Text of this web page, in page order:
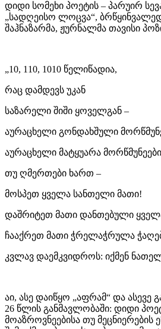
დიდი სომეხი პოეტის – პარუირ
„სადღეისო ლოცვა“,
შაჰნაზარმა, ჟურნალმა თავისი
„10, 110, 1010 წელიწადია,
რაც დამდევს უკან
საზარელი შიში ყოველგან –
აურაცხელი გონდახშული
აურაცხელი მატყუარა
თუ ღმერთები ხართ –
მოსპეთ ყველა სანთელი მათი!
დაშრიტეთ მათი დანთებული
ჩააქრეთ მათი ჭრელაჭრულა
კვლავ დაემკვიდროს: იქმენ
აი, ასე დაიწყო „აფრამ“ და
26 წლის განმავლობაში: დიდი
მოაზროვნეებისა თუ მეცნიერების